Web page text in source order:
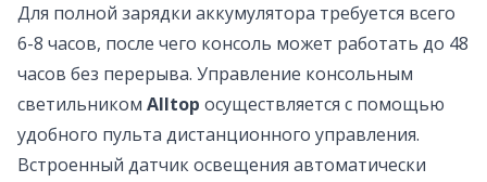
Для полной зарядки аккумулятора требуется всего
6-8 часов, после чего консоль может работать до 48
часов без перерыва. Управление консольным
светильником Alltop осуществляется с помощью
удобного пульта дистанционного управления.
Встроенный датчик освещения автоматически